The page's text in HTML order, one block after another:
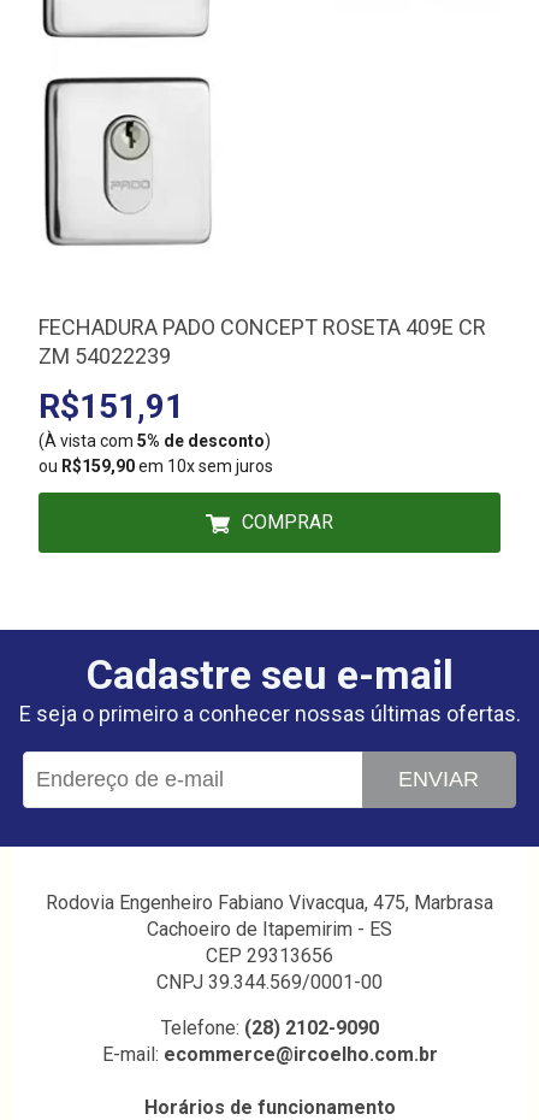
FECHADURA PADO CONCEPT ROSETA 409E CR
ZM 54022239
R$151,91
(À vista com 5% de desconto)
ou R$159,90em 10x sem juros
COMPRAR
Cadastre seu e-mail
E seja o primeiro a conhecer nossas últimas ofertas.
ENVIAR
Rodovia Engenheiro Fabiano Vivacqua, 475, Marbrasa
Cachoeiro de Itapemirim - ES
CEP 29313656
CNPJ 39.344.569/0001-00
Telefone: (28) 2102-9090
E-mail: ecommerce@ircoelho.com.br
Horários de funcionamento